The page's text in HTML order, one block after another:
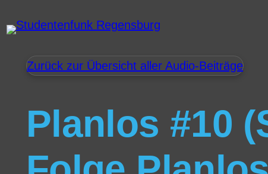
Zurück zur Übersicht aller Audio-Beiträge
Planlos #10